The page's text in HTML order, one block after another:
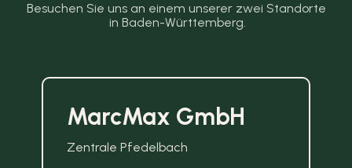
Besuchen Sie uns an einem unserer zwei Standorte
in Baden-Württemberg.
MarcMax GmbH
Zentrale Pfedelbach